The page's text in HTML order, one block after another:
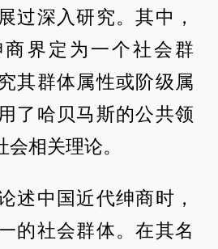
过深入研究。其中，
界定为一个社会群
其群体属性或阶级属
了哈贝马斯的公共领
相关理论。
述中国近代绅商时，
的社会群体。在其名